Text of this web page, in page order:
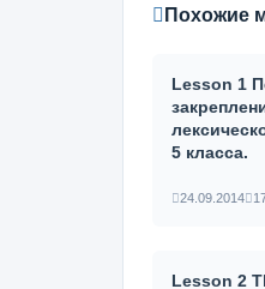
Похожие
Lesson 1
5 класса.
24.09.2014
Lesson 2